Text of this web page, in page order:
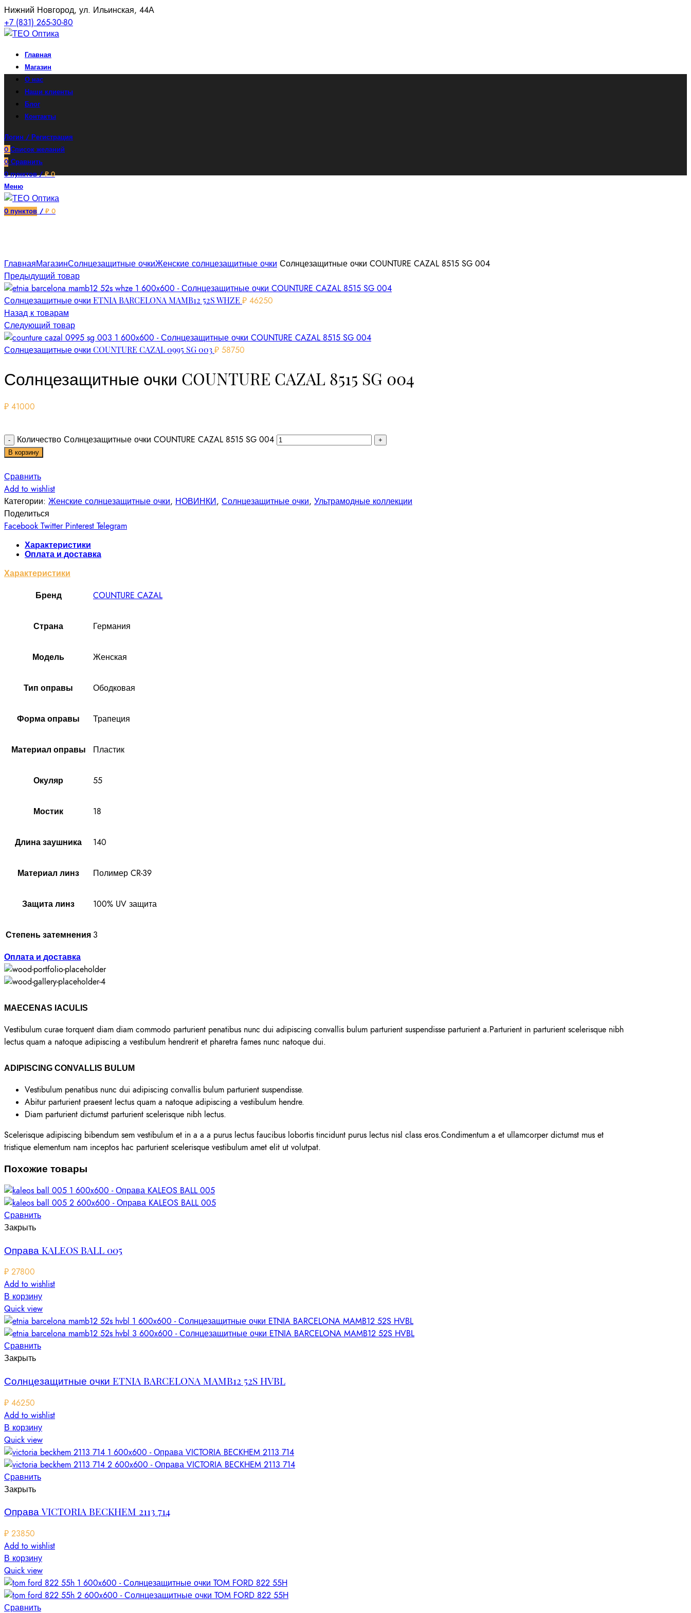
Нижний Новгород, ул. Ильинская, 44А
+7 (831) 265-30-80
Главная
Магазин
О нас
Наши клиенты
Блог
Контакты
Логин / Регистрация
0 Список желаний
0 Сравнить
0пунктов / ₽0
Меню
0 пунктов / ₽ 0
ГлавнаяМагазинСолнцезащитные очкиЖенские солнцезащитные очки Солнцезащитные очки COUNTURE CAZAL 8515 SG 004
Предыдущий товар
Солнцезащитные очки ETNIA BARCELONA MAMB12 52S WHZE ₽ 46250
Назад к товарам
Следующий товар
Солнцезащитные очки COUNTURE CAZAL 0995 SG 003₽ 58750
Солнцезащитные очки COUNTURE CAZAL 8515 SG 004
₽ 41000
Количество Солнцезащитные очки COUNTURE CAZAL 8515 SG 004
В корзину
Сравнить
Add to wishlist
Категории: Женские солнцезащитные очки, НОВИНКИ, Солнцезащитные очки, Ультрамодные коллекции
Поделиться
Facebook Twitter Pinterest Telegram
Характеристики
Оплата и доставка
Характеристики
Бренд COUNTURE CAZAL
Cтрана Германия
Модель Женская
Тип оправы Ободковая
Форма оправы Трапеция
Материал оправы Пластик
Окуляр 55
Мостик 18
Длина заушника 140
Материал линз Полимер CR-39
Защита линз 100% UV защита
Степень затемнения 3
Оплата и доставка
MAECENAS IACULIS
Vestibulum curae torquent diam diam commodo parturient penatibus nunc dui adipiscing convallis bulum parturient suspendisse parturient a.Parturient in parturient scelerisque nibh
lectus quam a natoque adipiscing a vestibulum hendrerit et pharetra fames nunc natoque dui.
ADIPISCING CONVALLIS BULUM
Vestibulum penatibus nunc dui adipiscing convallis bulum parturient suspendisse.
Abitur parturient praesent lectus quam a natoque adipiscing a vestibulum hendre.
Diam parturient dictumst parturient scelerisque nibh lectus.
Scelerisque adipiscing bibendum sem vestibulum et in a a a purus lectus faucibus lobortis tincidunt purus lectus nisl class eros.Condimentum a et ullamcorper dictumst mus et
tristique elementum nam inceptos hac parturient scelerisque vestibulum amet elit ut volutpat.
Похожие товары
Сравнить
Закрыть
Оправа KALEOS BALL 005
₽ 27800
Add to wishlist
В корзину
Quick view
Сравнить
Закрыть
Солнцезащитные очки ETNIA BARCELONA MAMB12 52S HVBL
₽ 46250
Add to wishlist
В корзину
Quick view
Сравнить
Закрыть
Оправа VICTORIA BECKHEM 2113 714
₽ 23850
Add to wishlist
В корзину
Quick view
Сравнить